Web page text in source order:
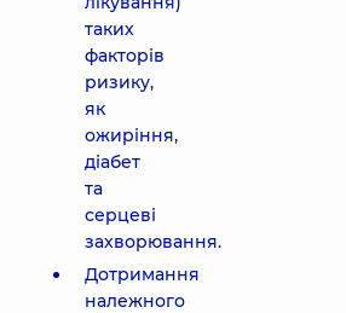
таких
факторів
ризику,
як
ожиріння,
діабет
та
серцеві
захворювання.
Дотримання
належного